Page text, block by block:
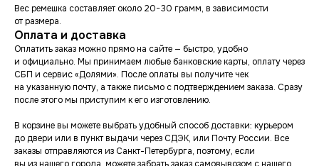
Вес ремешка составляет около 20−30 грамм, в зависимости
от размера.
Оплата и доставка
Оплатить заказ можно прямо на сайте — быстро, удобно
и официально. Мы принимаем любые банковские карты, оплату через
СБП и сервис «Долями». После оплаты вы получите чек
на указанную почту, а также письмо с подтверждением заказа. Сразу
после этого мы приступим к его изготовлению.
В корзине вы можете выбрать удобный способ доставки: курьером
до двери или в пункт выдачи через СДЭК, или Почту России. Все
заказы отправляются из Санкт-Петербурга, поэтому, если